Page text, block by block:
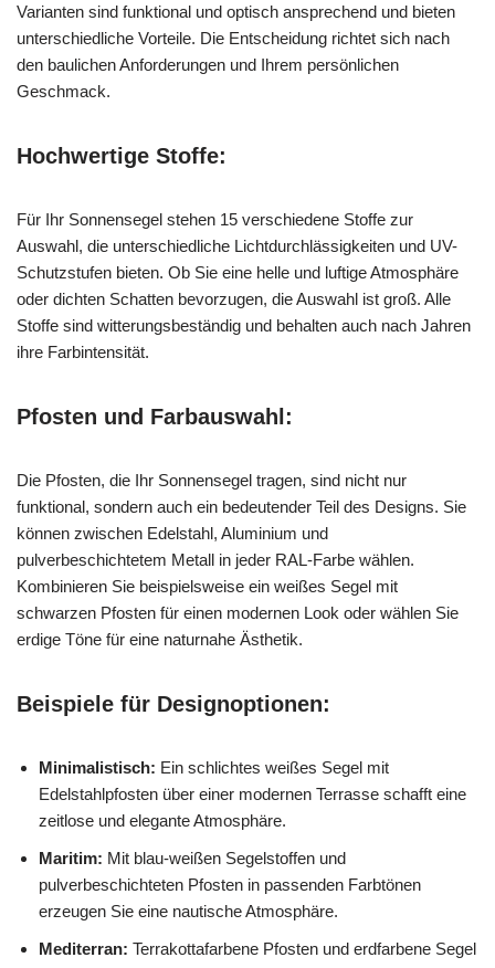
Varianten sind funktional und optisch ansprechend und bieten
unterschiedliche Vorteile. Die Entscheidung richtet sich nach
den baulichen Anforderungen und Ihrem persönlichen
Geschmack.
Hochwertige Stoffe:
Für Ihr Sonnensegel stehen 15 verschiedene Stoffe zur
Auswahl, die unterschiedliche Lichtdurchlässigkeiten und UV-
Schutzstufen bieten. Ob Sie eine helle und luftige Atmosphäre
oder dichten Schatten bevorzugen, die Auswahl ist groß. Alle
Stoffe sind witterungsbeständig und behalten auch nach Jahren
ihre Farbintensität.
Pfosten und Farbauswahl:
Die Pfosten, die Ihr Sonnensegel tragen, sind nicht nur
funktional, sondern auch ein bedeutender Teil des Designs. Sie
können zwischen Edelstahl, Aluminium und
pulverbeschichtetem Metall in jeder RAL-Farbe wählen.
Kombinieren Sie beispielsweise ein weißes Segel mit
schwarzen Pfosten für einen modernen Look oder wählen Sie
erdige Töne für eine naturnahe Ästhetik.
Beispiele für Designoptionen:
Minimalistisch: Ein schlichtes weißes Segel mit
Edelstahlpfosten über einer modernen Terrasse schafft eine
zeitlose und elegante Atmosphäre.
Maritim: Mit blau-weißen Segelstoffen und
pulverbeschichteten Pfosten in passenden Farbtönen
erzeugen Sie eine nautische Atmosphäre.
Mediterran: Terrakottafarbene Pfosten und erdfarbene Segel